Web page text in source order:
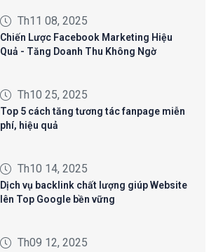
Th11 08, 2025
Chiến Lược Facebook Marketing Hiệu
Quả - Tăng Doanh Thu Không Ngờ
Th10 25, 2025
Top 5 cách tăng tương tác fanpage miễn
phí, hiệu quả
Th10 14, 2025
Dịch vụ backlink chất lượng giúp Website
lên Top Google bền vững
Th09 12, 2025